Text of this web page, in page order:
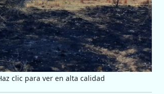
clic para ver en alta calidad